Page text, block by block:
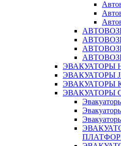
ЭВАКУАТОРЫ
ЭВАКУАТОРЫ
ЭВАКУАТОРЫ
ЭВАКУАТОРЫ